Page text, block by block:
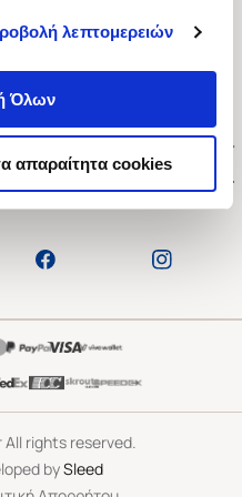
λεπτομερειών
Όλων
απαραίτητα cookies
106 79
09:00-21:00
rights reserved.
bySleed